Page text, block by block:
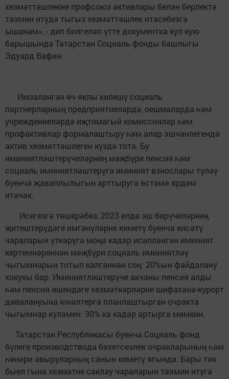
хезмәттәшлекне профсоюз активлары белән берлектә
тәэмин итүдә тыгыз хезмәттәшлек итәсебезгә
ышанам», - дип билгеләп үтте документка кул кую
барышында Татарстан Социаль фонды башлыгы
Эдуард Вафин.
Имзаланган өч яклы килешү социаль
партнерларның предприятиеләрдә, оешмаларда һәм
учреждениеләрдә иҗтимагый комиссияләр һәм
профактивлар формалаштыру һәм алар эшчәнлегендә
актив хезмәттәшлеген күздә тота. Бу
иминиятләштерүчеләрнең мәҗбүри пенсия һәм
социаль иминиятләштерүгә иминият взнослары түләү
буенча җаваплылыгын арттыруга өстәмә ярдәм
итәчәк.
Исегезгә төшерәбез, 2023 елда эш бирүчеләрнең
җитештерүдәге имгәнүләрне киметү буенча кисәтү
чараларын үткәрүгә моңа кадәр исәпләнгән иминият
кертемнәреннән мәҗбүри социаль иминиятләү
чыгымнарын тотып калганнан соң 20%ын файдалану
хокукы бар. Иминиятләштерүче акчаны пенсия алды
һәм пенсия яшендәге хезмәткәрләрне шифаханә-курорт
дәвалануына юнәлтергә планлаштырган очракта
чыгымнар күләмен 30% ка кадәр артырга мөмкин.
Татарстан Республикасы буенча Социаль фонд
бүлеге производствода бәхетсезлек очракларының һәм
һөнәри авыруларның санын киметү ягында. Бары тик
быел гына хезмәтне саклау чараларын тәэмин итүгә